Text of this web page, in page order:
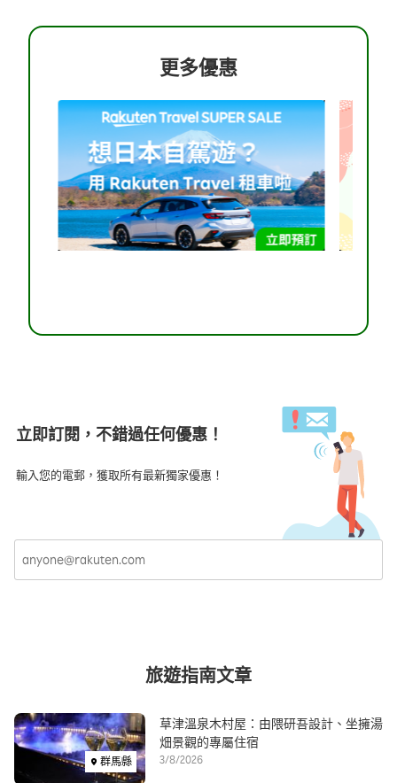
3. SUPER SALE 價格方案折扣適用於所有用戶。
4. 入住期限：除非另有說明，SUPER SALE 價格方案折扣適用於
2026 年 6 月 4 日至 2027 年 5 月 31 日期間的所有合資格預訂。入住
5. 10% OFF SUPER SALE 優惠券數量有限，先到先得，適用於指定
住宿，最高折扣額為 8,000 日元，可與 SUPER SALE 價格方案折扣
一併使用。每位用戶僅限使用一 (1) 次。適用於 2027 年 5 月 31 日或
之前退房的預訂。
6. 15% OFF SUPER SALE 優惠券數量有限，先到先得，適用於指定
住宿，最高折扣額為 12,000 日元，可與 SUPER SALE 價格方案折扣
一併使用。每位用戶僅限使用一 (1) 次。適用於 2027 年 5 月 31 日或
之前退房的預訂。
或之前退房的預訂。
8. 三 (3) 張 SUPER SALE 優惠券恕不可以任何組合方式同時使用。
10. 優惠券兌換及價格方案折扣的總數有限。就預訂過程中遇到的任
何突發情況，包括但不限於網站流量／用戶高峰問題、連接問題、
登入問題，以及可能妨礙預訂所需住宿／客房類型／套餐的其他問
題，Rakuten Travel 概不承擔任何責任。
11. 價格或會因日期、入住期間、所選住宿、客房供應等而有所不
12. 各項優惠只適用於指定住宿的合資格預訂，用戶無法於此推廣活
動以外的住宿套用優惠。詳情請查閱各住宿。
13. 此推廣活動可能在未有通知的情況下終止或修改。
14. 推廣期間可能在未有通知的情況下縮短或延長。
17. 就本推廣活動已提交或 Rakuten Travel 及／或其關聯公司和合作
Rakuten Travel 的私隱政策
(https://travel.rakuten.com/contents/hkg/zh-
hk/information/terms/privacy/) 使用。
更多優惠
立即訂閱，不錯過任何優惠！
輸入您的電郵，獲取所有最新獨家優惠！
旅遊指南文章
Image
群馬縣
草津溫泉木村屋：由隈研吾設計、坐擁湯
畑景觀的專屬住宿
3/8/2026